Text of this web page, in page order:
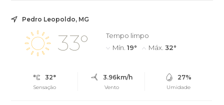
Pedro Leopoldo, MG
33°
Tempo limpo
Mín. 19° Máx. 32°
32°
Sensação
3.96km/h
Vento
27%
Umidade